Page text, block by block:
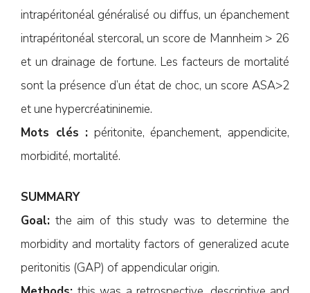
intrapéritonéal généralisé ou diffus, un épanchement
intrapéritonéal stercoral, un score de Mannheim > 26
et un drainage de fortune. Les facteurs de mortalité
sont la présence d’un état de choc, un score ASA>2
et une hypercréatininemie.
Mots clés : péritonite, épanchement, appendicite,
morbidité, mortalité.
SUMMARY
Goal: the aim of this study was to determine the
morbidity and mortality factors of generalized acute
peritonitis (GAP) of appendicular origin.